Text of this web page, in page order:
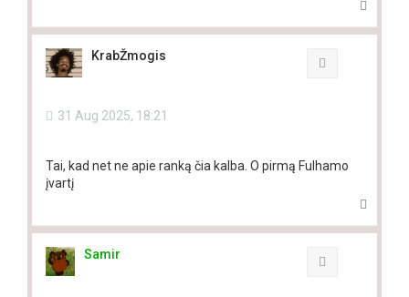
p
KrabŽmogis
31 Aug 2025, 18:21
Tai, kad net ne apie ranką čia kalba. O pirmą Fulhamo
įvartį
p
Samir